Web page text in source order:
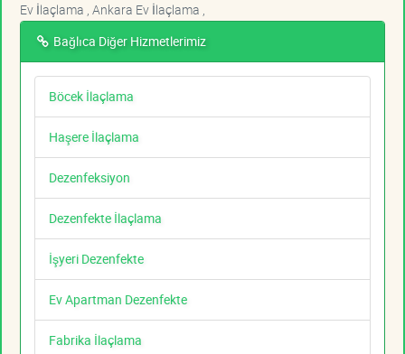
Ev İlaçlama , Ankara Ev İlaçlama ,
Bağlıca Diğer Hizmetlerimiz
Böcek İlaçlama
Haşere İlaçlama
Dezenfeksiyon
Dezenfekte İlaçlama
İşyeri Dezenfekte
Ev Apartman Dezenfekte
Fabrika İlaçlama